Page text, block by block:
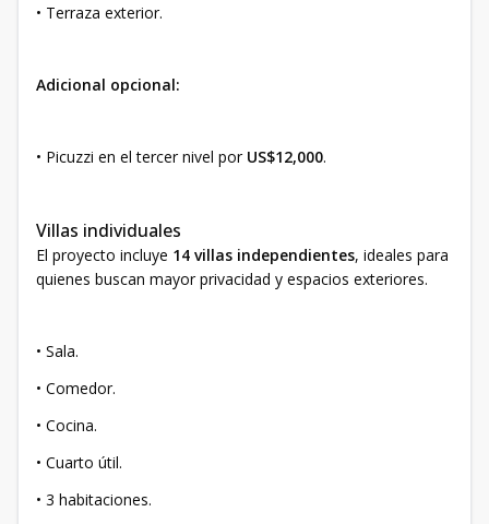
• Terraza exterior.
Adicional opcional:
• Picuzzi en el tercer nivel por US$12,000.
Villas individuales
El proyecto incluye 14 villas independientes, ideales para
quienes buscan mayor privacidad y espacios exteriores.
• Sala.
• Comedor.
• Cocina.
• Cuarto útil.
• 3 habitaciones.